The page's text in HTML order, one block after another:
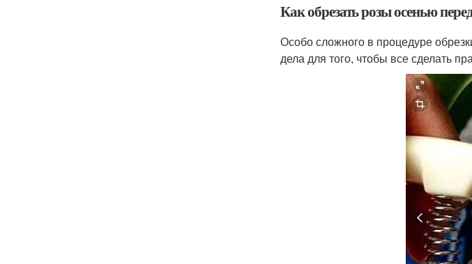
Как обрезать розы осенью
Особо сложного в процедуре
дела для того, чтобы все сделать